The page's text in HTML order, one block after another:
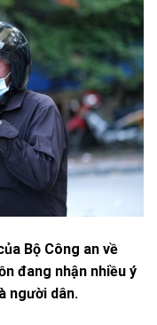
Bộ Công an về
đang nhận nhiều ý
người dân.